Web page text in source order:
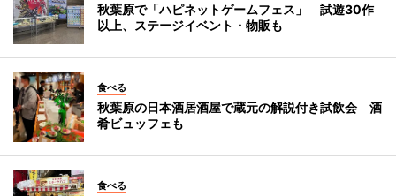
秋葉原で「ハピネットゲームフェス」 試遊30作
以上、ステージイベント・物販も
食べる
秋葉原の日本酒居酒屋で蔵元の解説付き試飲会 酒
肴ビュッフェも
食べる